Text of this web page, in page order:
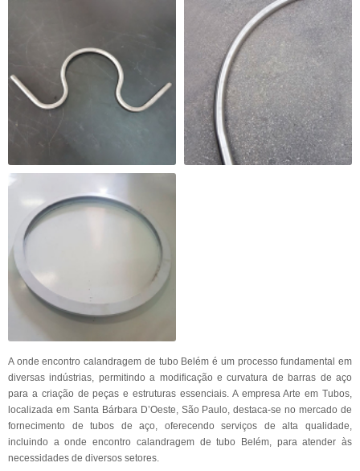
A onde encontro calandragem de tubo Belém é um processo fundamental em
diversas indústrias, permitindo a modificação e curvatura de barras de aço
para a criação de peças e estruturas essenciais. A empresa Arte em Tubos,
localizada em Santa Bárbara D’Oeste, São Paulo, destaca-se no mercado de
fornecimento de tubos de aço, oferecendo serviços de alta qualidade,
incluindo a onde encontro calandragem de tubo Belém, para atender às
necessidades de diversos setores.